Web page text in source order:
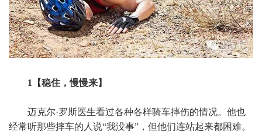
1【稳住，慢慢来】
迈克尔·罗斯医生看过各种各样骑车摔伤的情况。他也
经常听那些摔车的人说“我没事”，但他们连站起来都困难。